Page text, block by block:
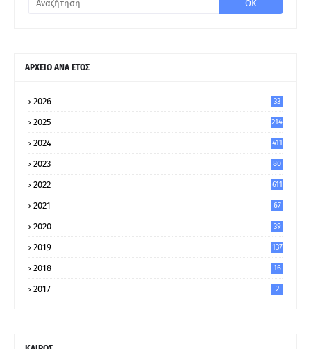
ΑΡΧΕΙΟ ΑΝΑ ΕΤΟΣ
2026 33
2025 214
2024 411
2023
80
2022 611
2021
67
2020
39
2019 137
2018 16
2017 2